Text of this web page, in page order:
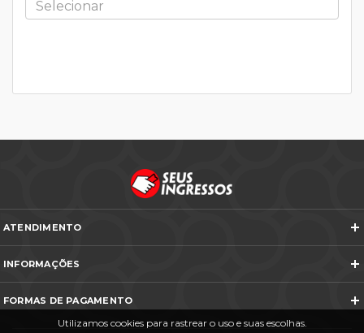
Utilizamos cookies para rastrear o uso e suas escolhas.
ATENDIMENTO
INFORMAÇÕES
Termos e Condições
Política de Cancelamento
FAQ
Entre em Contato
FORMAS DE PAGAMENTO